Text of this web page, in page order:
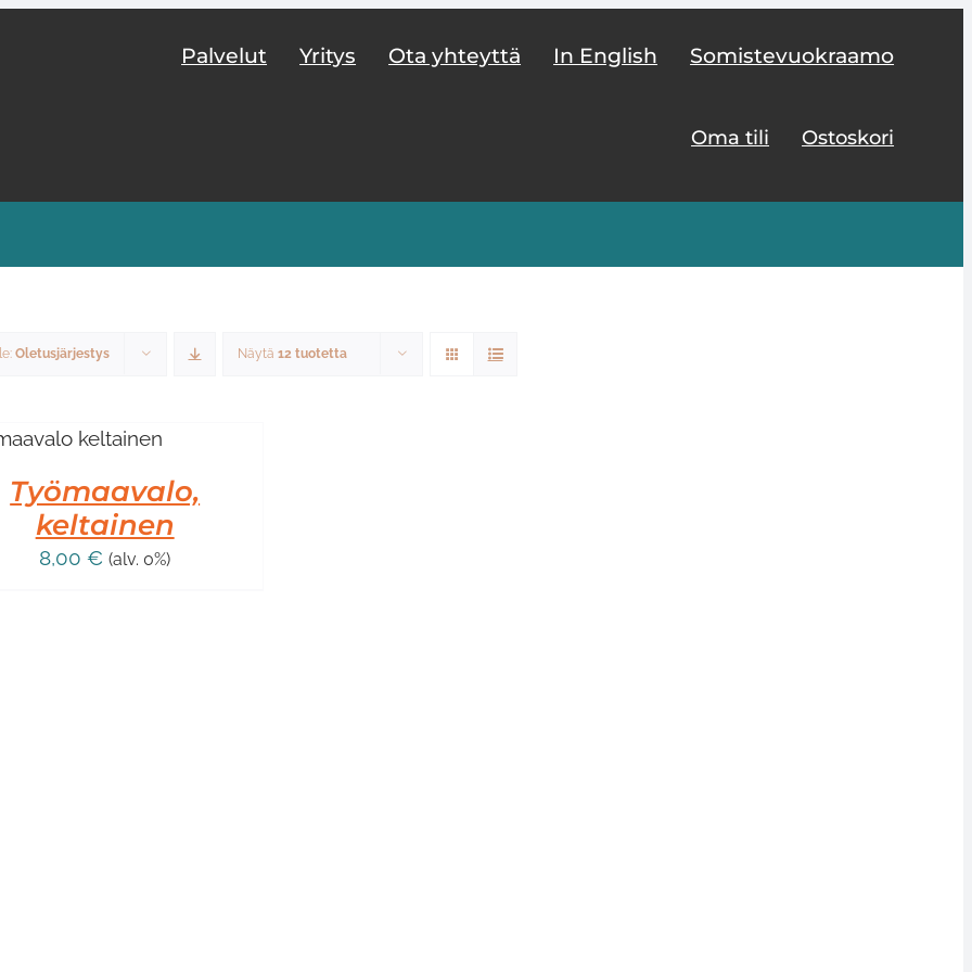
Palvelut Yritys Ota yhteyttä In English Somistevuokraamo
Oma tili Ostoskori
Oletusjärjestys Näytä 12 tuotetta
Työmaavalo,
keltainen
8,00€ (alv. 0%)